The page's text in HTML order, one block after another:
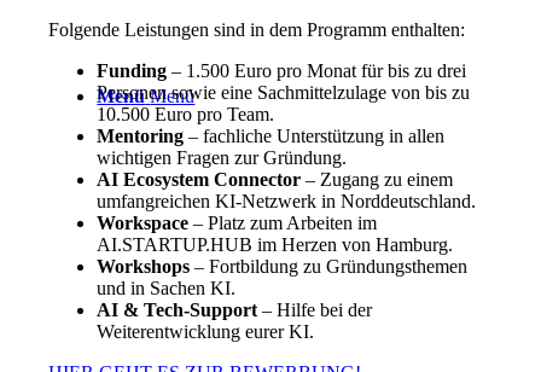
Menü Menü
Folgende Leistungen sind in dem Programm enthalten:
Funding – 1.500 Euro pro Monat für bis zu drei
Personen sowie eine Sachmittelzulage von bis zu
10.500 Euro pro Team.
Mentoring – fachliche Unterstützung in allen
wichtigen Fragen zur Gründung.
AI Ecosystem Connector – Zugang zu einem
umfangreichen KI-Netzwerk in Norddeutschland.
Workspace – Platz zum Arbeiten im
AI.STARTUP.HUB im Herzen von Hamburg.
Workshops – Fortbildung zu Gründungsthemen
und in Sachen KI.
AI & Tech-Support – Hilfe bei der
Weiterentwicklung eurer KI.